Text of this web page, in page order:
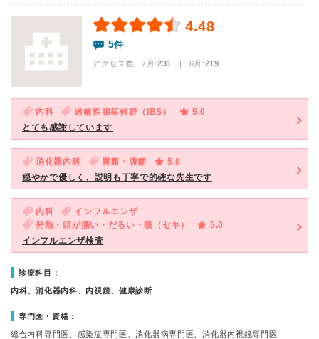
4.48
5件
アクセス数 7月:231 | 6月:219
内科 過敏性腸症候群（IBS）
5.0
とても感謝しています
消化器内科 胃痛・腹痛
5.0
穏やかで優しく、説明も丁寧で的確な先生です
内科
インフルエンザ
発熱・頭が痛い・だるい・咳（セキ）
5.0
インフルエンザ検査
診療科目：
内科、消化器内科、内視鏡、健康診断
専門医・資格：
総合内科専門医、感染症専門医、消化器病専門医、消化器内視鏡専門医